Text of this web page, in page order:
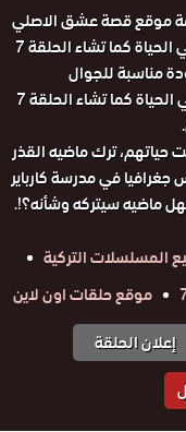
كما تشاء الحلقة 7 مترجمة موقع قصة عشق الاصلي
مشاهدة وتحميل حصريا المسلسل التركي لتأتي الحياة كما تشاء الحلقة 7
مناسبة للجوال
1080P+720P+480P+360P مسلسل لتأتي الحياة كما تشاء الحلقة 7
حياتهم، ترك ماضيه القذر
في مدرسة كارباير
ماضيه سيتركه وشأنه؟!.
المسلسلات التركية
موقع حلقات اون لاين
إعلان الحلقة